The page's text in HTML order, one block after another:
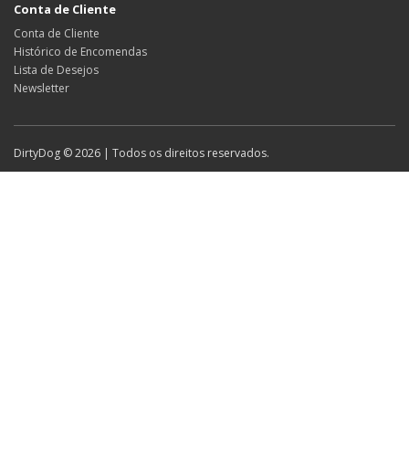
Conta de Cliente
Conta de Cliente
Histórico de Encomendas
Lista de Desejos
Newsletter
DirtyDog © 2026 | Todos os direitos reservados.